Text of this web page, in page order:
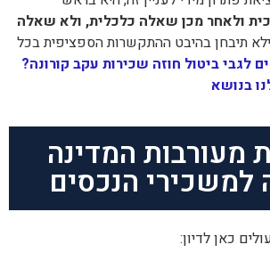
ולאחר מכן שאלה כלכלית, ולא שאלה
תיבחן בהיבט ההתקשרות הספציפית בכל
לגבי ביטול חוזה שכירות עקב קורונה?
בנושא
מעורבות המדינה
למשכירי הנכסים
כאן לדיון: